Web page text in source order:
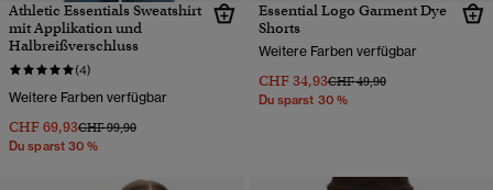
Athletic Essentials Sweatshirt
mit Applikation und
Halbreißverschluss
(4)
Weitere Farben verfügbar
CHF 69,93Preis wurde reduziert von
CHF 99,90bis
Du sparst 30 %
Essential Logo Garment Dye
Shorts
Weitere Farben verfügbar
CHF 34,93Preis wurde reduziert von
CHF 49,90bis
Du sparst 30 %